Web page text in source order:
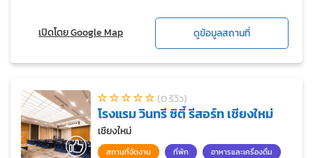
เปิดโดย Google Map ดูข้อมูลสถานที่
(0 รีวิว)
โรงแรม วินทรี ซิตี้ รีสอร์ท เชียงใหม่
เชียงใหม่
สถานที่จัดงาน ที่พัก อาหารและเครื่องดื่ม